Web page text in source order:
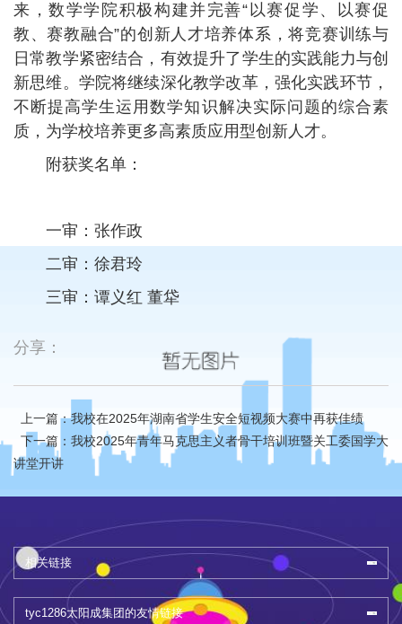
来，数学学院积极构建并完善“以赛促学、以赛促
教、赛教融合”的创新人才培养体系，将竞赛训练与
日常教学紧密结合，有效提升了学生的实践能力与创
新思维。学院将继续深化教学改革，强化实践环节，
不断提高学生运用数学知识解决实际问题的综合素
质，为学校培养更多高素质应用型创新人才。
附获奖名单：
一审：张作政
二审：徐君玲
三审：谭义红 董牮
分享：
上一篇：我校在2025年湖南省学生安全短视频大赛中再获佳绩
下一篇：我校2025年青年马克思主义者骨干培训班暨关工委国学大
讲堂开讲
相关链接
tyc1286太阳成集团的友情链接